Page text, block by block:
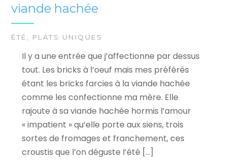
viande hachée
ÉTÉ PLATS UNIQUES
Il y a une entrée que j’affectionne par dessus
tout. Les bricks à l’oeuf mais mes préférés
étant les bricks farcies à la viande hachée
comme les confectionne ma mère. Elle
rajoute à sa viande hachée hormis l’amour
« impatient » qu’elle porte aux siens, trois
sortes de fromages et franchement, ces
croustis que l’on déguste l’été […]